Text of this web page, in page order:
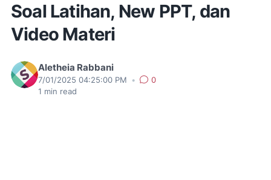
Soal Latihan, New PPT, dan
Video Materi
Aletheia Rabbani
7/01/2025 04:25:00 PM •
0
1 min read